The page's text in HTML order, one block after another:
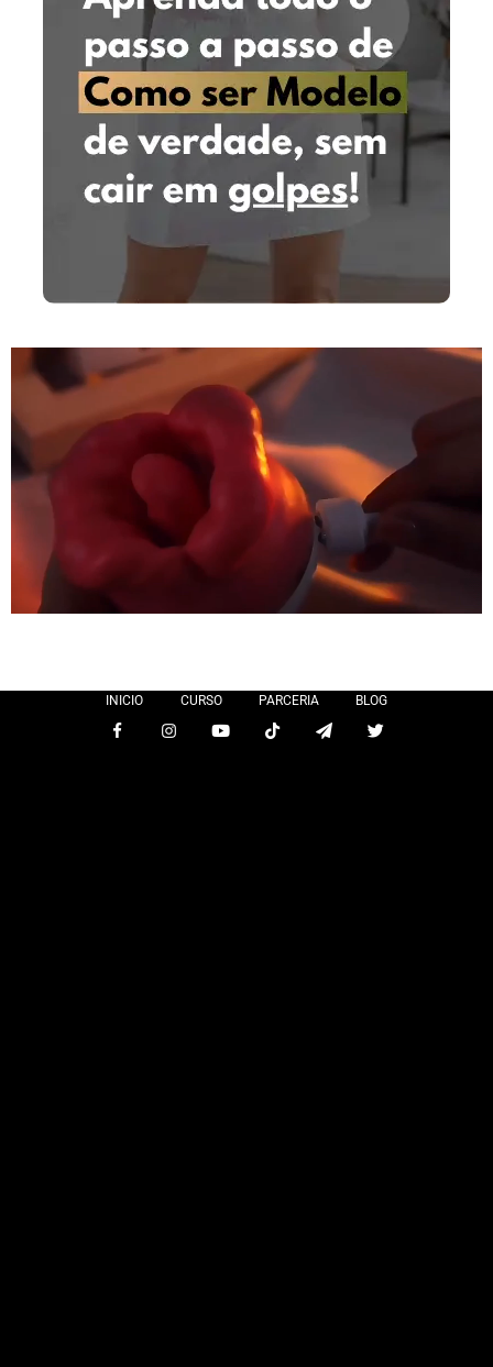
INICIO CURSO PARCERIA BLOG